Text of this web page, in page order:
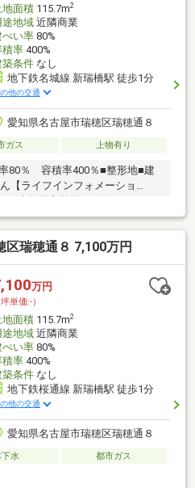
地面積115.7m2
途地域近隣商業
ぺい率80%
積率400%
築条件なし
地下鉄名城線 新瑞橋駅 徒歩1分
他の交通
愛知県名古屋市瑞穂区瑞穂通８
ガス 上物有り
80％ 容積率400％■整形地■建
【ライフインフォメーショ
・マックスバリュ瑞穂通店まで
瑞穂通8丁目店まで約210ｍ・瑞
瑞穂通８ 7,100万円
万円
坪単価:-）
地面積115.7m2
途地域近隣商業
ぺい率80%
積率400%
築条件なし
地下鉄桜通線 新瑞橋駅 徒歩1分
他の交通
愛知県名古屋市瑞穂区瑞穂通８
下水
都市ガス